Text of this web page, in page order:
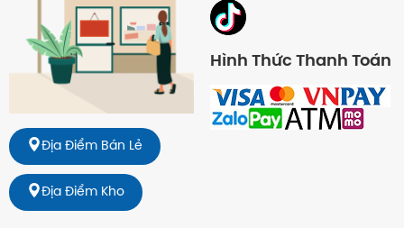
Địa Điểm Bán Lẻ
Địa Điểm Kho
Hình Thức Thanh Toán